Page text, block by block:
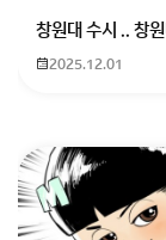
회원가
창원대 수시 .. 창
2025.12.01